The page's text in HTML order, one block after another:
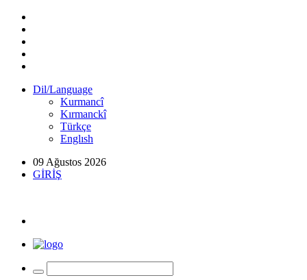
Dil/Language
Kurmancî
Kırmanckî
Türkçe
Englısh
09 Ağustos 2026
GİRİŞ